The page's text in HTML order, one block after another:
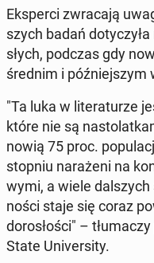
Eks­per­ci zwra­ca­ją
szych badań
słych, podczas gdy
średnim i póź­niej­szym
"Ta luka w li­te­ra­tu­rze
które nie są
no­wią 75 proc.
stopniu na­ra­że­ni na
wy­mi, a wiele
no­ści staje się coraz
do­ro­sło­ści" –
State Uni­ver­si­ty.